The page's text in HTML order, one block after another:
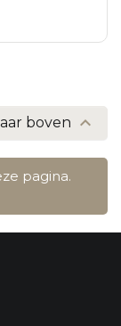
boven 
pagina.